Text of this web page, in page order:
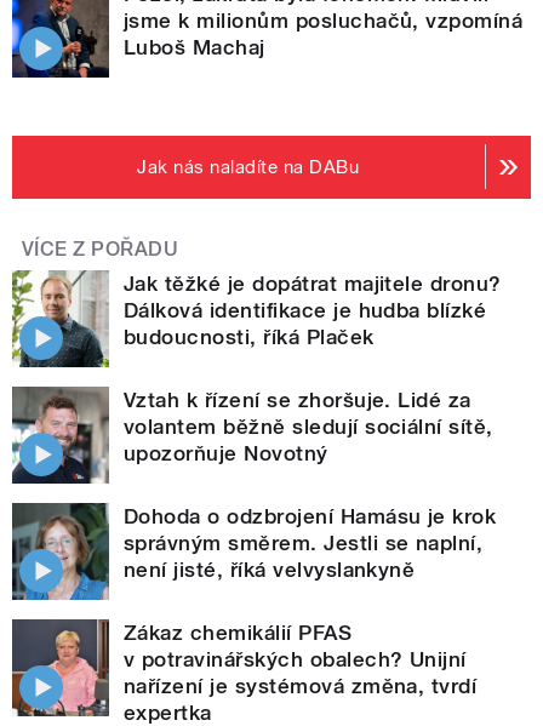
jsme k milionům posluchačů, vzpomíná
Luboš Machaj
Jak nás naladíte na DABu
VÍCE Z POŘADU
Jak těžké je dopátrat majitele dronu?
Dálková identifikace je hudba blízké
budoucnosti, říká Plaček
Vztah k řízení se zhoršuje. Lidé za
volantem běžně sledují sociální sítě,
upozorňuje Novotný
Dohoda o odzbrojení Hamásu je krok
správným směrem. Jestli se naplní,
není jisté, říká velvyslankyně
Zákaz chemikálií PFAS
v potravinářských obalech? Unijní
nařízení je systémová změna, tvrdí
expertka